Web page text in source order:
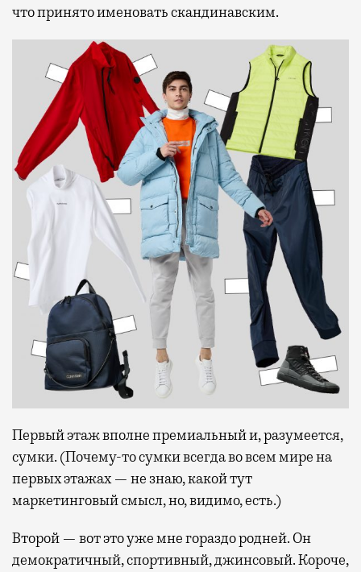
что принято именовать скандинавским.
Первый этаж вполне премиальный и, разумеется,
сумки. (Почему-то сумки всегда во всем мире на
первых этажах — не знаю, какой тут
маркетинговый смысл, но, видимо, есть.)
Второй — вот это уже мне гораздо родней. Он
демократичный, спортивный, джинсовый. Короче,